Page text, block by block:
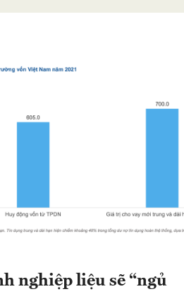
nghiệp liệu sẽ “ngủ